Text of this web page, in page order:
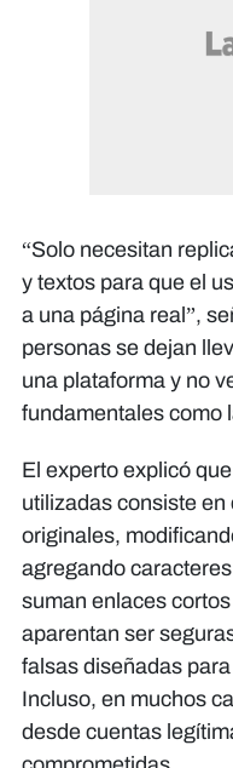
“Solo necesitan
y textos para que el
a una página real”,
personas se dejan
una plataforma y no
fundamentales como
El experto explicó
utilizadas consiste
originales,
agregando
suman enlaces
aparentan ser
falsas diseñadas
Incluso, en muchos
desde cuentas